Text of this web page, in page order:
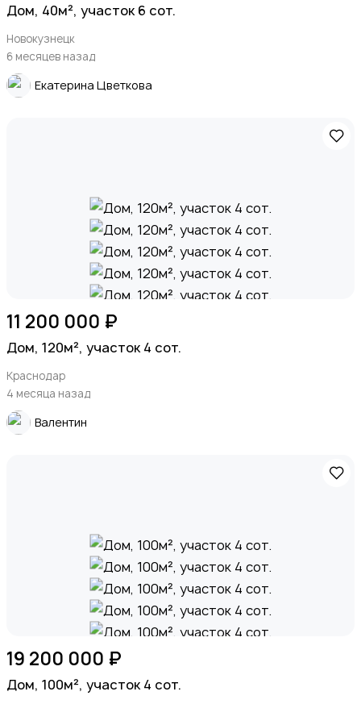
Дом, 40м², участок 6 сот.
Новокузнецк
6 месяцев назад
Екатерина Цветкова
11 200 000 ₽
Дом, 120м², участок 4 сот.
Краснодар
4 месяца назад
Валентин
19 200 000 ₽
Дом, 100м², участок 4 сот.